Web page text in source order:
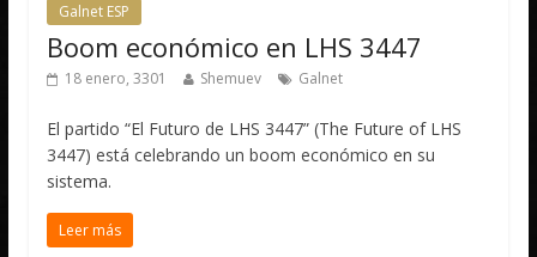
Galnet ESP
Boom económico en LHS 3447
18 enero, 3301 Shemuev Galnet
El partido “El Futuro de LHS 3447” (The Future of LHS
3447) está celebrando un boom económico en su
sistema.
Leer más